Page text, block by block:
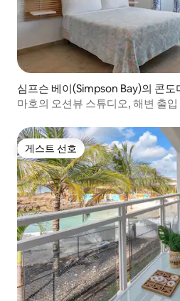
심프슨 베이(Simpson Bay)의 콘도
마호의 오션뷰 스튜디오, 해변 출입
게스트 선호
게스트 선호